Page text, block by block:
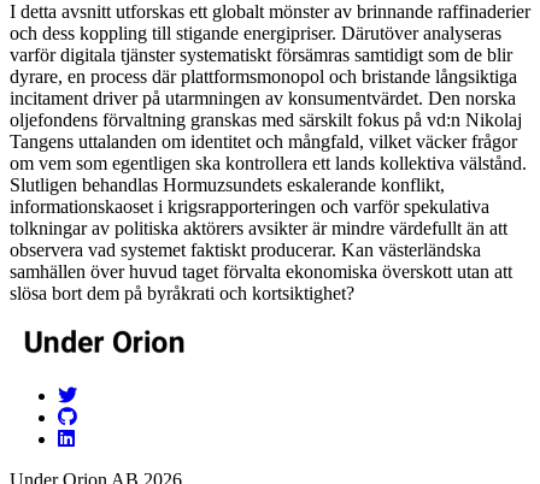
I detta avsnitt utforskas ett globalt mönster av brinnande raffinaderier
och dess koppling till stigande energipriser. Därutöver analyseras
varför digitala tjänster systematiskt försämras samtidigt som de blir
dyrare, en process där plattformsmonopol och bristande långsiktiga
incitament driver på utarmningen av konsumentvärdet. Den norska
oljefondens förvaltning granskas med särskilt fokus på vd:n Nikolaj
Tangens uttalanden om identitet och mångfald, vilket väcker frågor
om vem som egentligen ska kontrollera ett lands kollektiva välstånd.
Slutligen behandlas Hormuzsundets eskalerande konflikt,
informationskaoset i krigsrapporteringen och varför spekulativa
tolkningar av politiska aktörers avsikter är mindre värdefullt än att
observera vad systemet faktiskt producerar. Kan västerländska
samhällen över huvud taget förvalta ekonomiska överskott utan att
slösa bort dem på byråkrati och kortsiktighet?